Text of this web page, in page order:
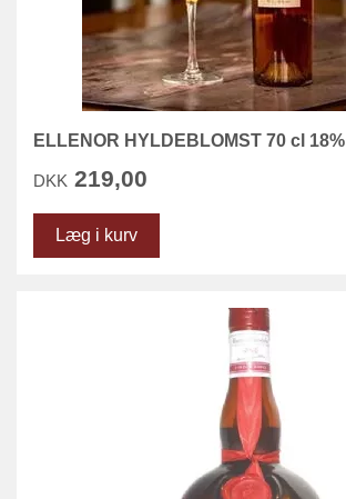
ELLENOR HYLDEBLOMST 70 cl 18%
DKK 219,00
Læg i kurv